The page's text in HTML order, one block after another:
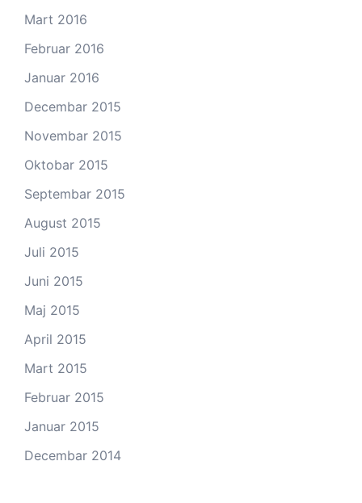
Mart 2016
Februar 2016
Januar 2016
Decembar 2015
Novembar 2015
Oktobar 2015
Septembar 2015
August 2015
Juli 2015
Juni 2015
Maj 2015
April 2015
Mart 2015
Februar 2015
Januar 2015
Decembar 2014